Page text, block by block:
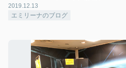
2019.12.13
エミリーナのブログ